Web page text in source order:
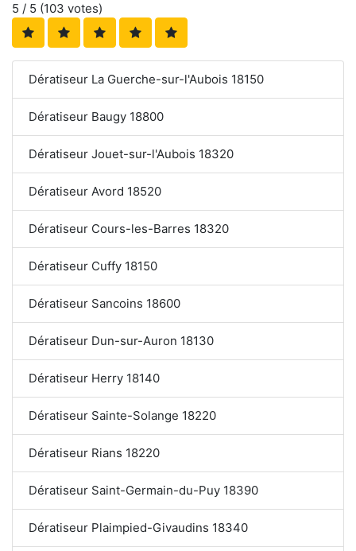
5 / 5 (103 votes)
Dératiseur La Guerche-sur-l'Aubois 18150
Dératiseur Baugy 18800
Dératiseur Jouet-sur-l'Aubois 18320
Dératiseur Avord 18520
Dératiseur Cours-les-Barres 18320
Dératiseur Cuffy 18150
Dératiseur Sancoins 18600
Dératiseur Dun-sur-Auron 18130
Dératiseur Herry 18140
Dératiseur Sainte-Solange 18220
Dératiseur Rians 18220
Dératiseur Saint-Germain-du-Puy 18390
Dératiseur Plaimpied-Givaudins 18340